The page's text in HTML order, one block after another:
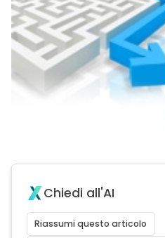
Chiedi all'AI
Riassumi questo articolo